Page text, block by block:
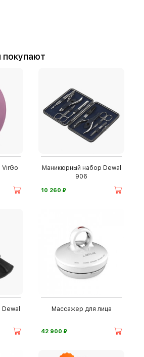
покупают
Маникюрный набор Dewal
906
10 260 ⃏
Массажер для лица
42 900 ⃏